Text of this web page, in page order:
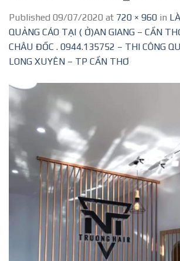
Published 09/07/2020 at 720 × 960 in
QUẢNG CÁO TẠI ( Ở)AN GIANG – CẦN
CHÂU ĐỐC . 0944.135752 – THI CÔNG
LONG XUYÊN – TP CẦN THƠ